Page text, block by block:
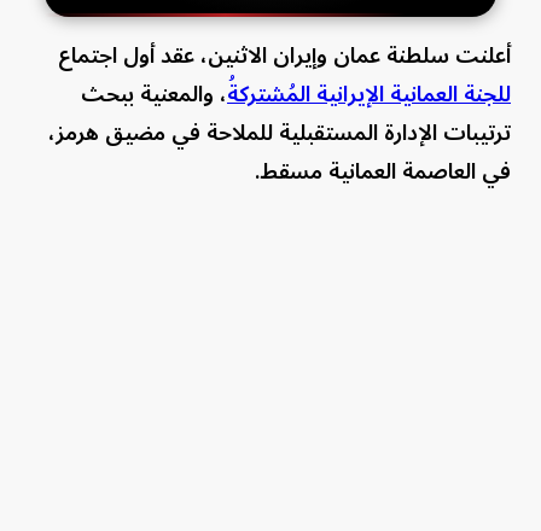
أعلنت سلطنة عمان وإيران الاثنين، عقد أول اجتماع
للجنة العمانية الإيرانية المُشتركةُ، والمعنية ببحث
ترتيبات الإدارة المستقبلية للملاحة في مضيق هرمز،
في العاصمة العمانية مسقط.